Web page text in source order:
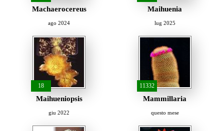
Machaerocereus
ago 2024
Maihuenia
lug 2025
18
Maihueniopsis
giu 2022
11332
Mammillaria
questo mese